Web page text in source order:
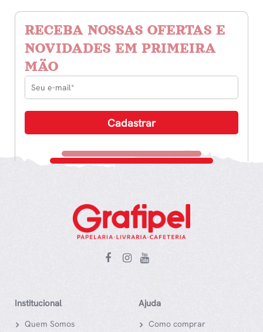
RECEBA NOSSAS OFERTAS E
NOVIDADES EM PRIMEIRA
MÃO
Institucional
Quem Somos
Ajuda
Como comprar